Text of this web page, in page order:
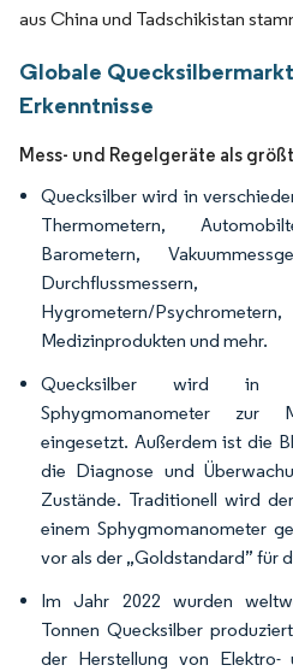
aus China und Tadschikistan
Globale
Erkenntnisse
Mess- und Regelgeräte als
Quecksilber wird in
Thermometern,
Barometern,
Hygrometern/
Medizinprodukten und mehr.
Quecksilber wird in
Sphygmomanometer zur
eingesetzt. Außerdem ist die
die Diagnose und
Zustände. Traditionell wird
einem Sphygmomanometer
vor als der „Goldstandard” für
Im Jahr 2022 wurden
Tonnen Quecksilber
der Herstellung von Elektro-